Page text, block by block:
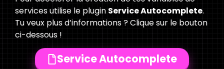
services utilise le plugin Service Autocomplete.
Tu veux plus d’informations ? Clique sur le bouton
ci-dessous !
Service Autocomplete